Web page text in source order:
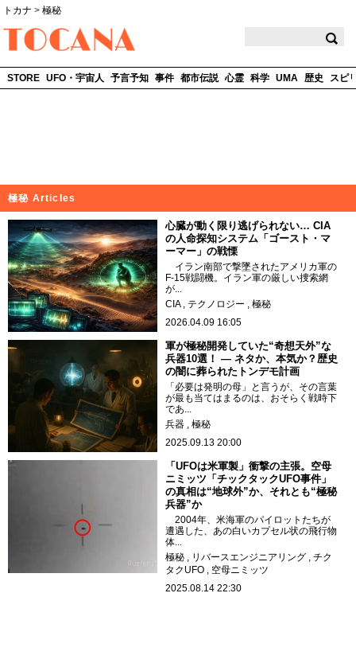
トカナ > 極秘
STORE UFO・宇宙人 予言予知 事件 都市伝説 心霊 科学 UMA 歴史 スピ
極秘 Articles
心臓が動く限り逃げられない… CIA
の人命探知システム「ゴースト・マ
ーマー」の戦慄
イラン南部で撃墜されたアメリカ軍の
F-15戦闘機。イラン軍の厳しい捜索網
が...
CIA
テクノロジー
極秘
2026.04.09 16:05
軍が極秘開発していた“奇想天外”な
兵器10選！ ― ネタか、本気か？歴史
の闇に葬られたトンデモ計画
「必要は発明の母」と言うが、その言葉
が最も当てはまるのは、おそらく戦時下
であ...
兵器
極秘
2025.09.13 20:00
「UFOは米軍製」衝撃の主張。空母
ニミッツ「チックタックUFO事件」
の真相は“地球外”か、それとも“極秘
兵器”か
2004年、米海軍のパイロットたちが
遭遇した、あの白いカプセル状の飛行物
体...
極秘
リバースエンジニアリング
チク
タクUFO
空母ニミッツ
2025.08.14 22:30